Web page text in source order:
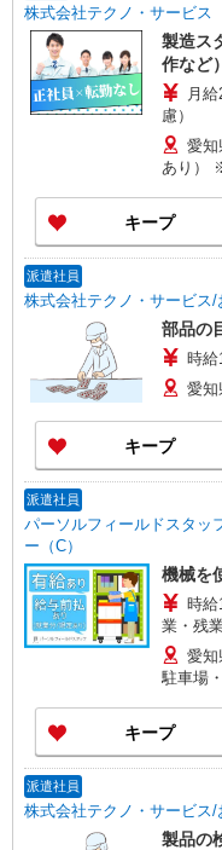
株式会社テクノ・サービス
製造ス
作など）
月
慮）
愛知
あり）
勤なし）
キープ
派遣社員
株式会社テクノ・サービス/
部品の
時
愛知
キープ
派遣社員
パーソルフィールドスタ
ー（C）
機械を
時
業・残
愛
駐車場
キープ
派遣社員
株式会社テクノ・サービス/
製品の